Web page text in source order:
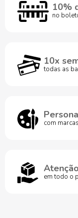
10%
no
10x
todas as
com
em todo o